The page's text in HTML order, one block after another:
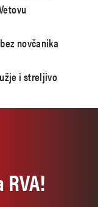
novčanika
i streljivo